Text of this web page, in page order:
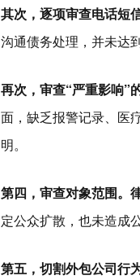
其次，逐项审查电话短
沟通债务处理，并未达
再次，审查“严重影响”
面，缺乏报警记录、医
明。
第四，审查对象范围。
定公众扩散，也未造成
第五，切割外包公司行为